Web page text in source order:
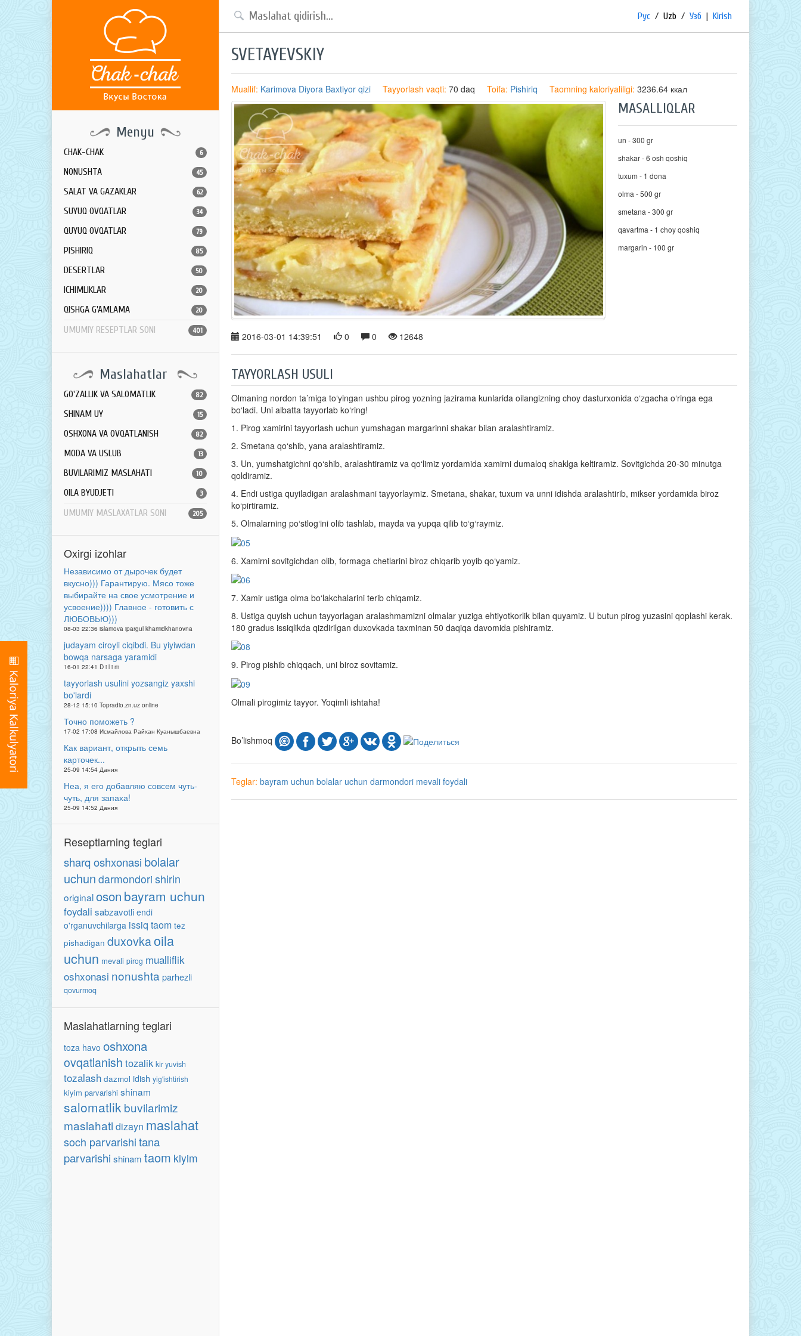
Menyu
CHAK-CHAK 6
NONUSHTA 45
SALAT VA GAZAKLAR 62
SUYUQ OVQATLAR 34
QUYUQ OVQATLAR 79
PISHIRIQ 85
DESERTLAR 50
ICHIMLIKLAR 20
QISHGA G'AMLAMA 20
UMUMIY RESEPTLAR SONI 401
Maslahatlar
GO'ZALLIK VA SALOMATLIK 82
SHINAM UY 15
OSHXONA VA OVQATLANISH 82
MODA VA USLUB 13
BUVILARIMIZ MASLAHATI 10
OILA BYUDJETI 3
UMUMIY MASLAXATLAR SONI 205
Oxirgi izohlar
Независимо от дырочек будет
вкусно))) Гарантирую. Мясо тоже
выбирайте на свое усмотрение и
усвоение)))) Главное - готовить с
ЛЮБОВЬЮ)))
08-03 22:36 islamova ipargul khamidkhanovna
judayam ciroyli ciqibdi. Bu yiyiwdan
bowqa narsaga yaramidi
16-01 22:41 D i l i m
tayyorlash usulini yozsangiz yaxshi
bo'lardi
28-12 15:10 Topradio.zn.uz online
Точно поможеть ?
17-02 17:08 Исмайлова Райхан Куанышбаевна
Как вариант, открыть семь
карточек...
25-09 14:54 Дания
Неа, я его добавляю совсем чуть-
чуть, для запаха!
25-09 14:52 Дания
Reseptlarning teglari
sharq oshxonasi bolalar
uchun darmondori shirin
originaloson bayram uchun
foydali sabzavotli endi
o'rganuvchilarga issiq taom tez
pishadigan duxovkaoila
uchun mevali pirog mualliflik
oshxonasi nonushta parhezli
qovurmoq
Maslahatlarning teglari
toza havo oshxona
ovqatlanish tozalik kir yuvish
tozalash dazmol idish yig'ishtirish
kiyim parvarishi shinam
salomatlikbuvilarimiz
maslahati dizayn maslahat
soch parvarishitana
parvarishi shinam taom kiyim
Рус / Uzb / Узб | Kirish
SVETAYEVSKIY
Muallif: Karimova Diyora Baxtiyor qizi Tayyorlash vaqti: 70 daq Toifa: Pishiriq Taomning kaloriyaliligi: 3236.64 ккал
2016-03-01 14:39:51 0 0 12648
MASALLIQLAR
un - 300 gr
shakar - 6 osh qoshiq
tuxum - 1 dona
olma - 500 gr
smetana - 300 gr
qavartma - 1 choy qoshiq
margarin - 100 gr
TAYYORLASH USULI
Olmaning nordon ta’miga to‘yingan ushbu pirog yozning jazirama kunlarida oilangizning choy dasturxonida o‘zgacha o‘ringa ega
bo‘ladi. Uni albatta tayyorlab ko‘ring!
1. Pirog xamirini tayyorlash uchun yumshagan margarinni shakar bilan aralashtiramiz.
2. Smetana qo‘shib, yana aralashtiramiz.
3. Un, yumshatgichni qo‘shib, aralashtiramiz va qo‘limiz yordamida xamirni dumaloq shaklga keltiramiz. Sovitgichda 20-30 minutga
qoldiramiz.
4. Endi ustiga quyiladigan aralashmani tayyorlaymiz. Smetana, shakar, tuxum va unni idishda aralashtirib, mikser yordamida biroz
ko‘pirtiramiz.
5. Olmalarning po‘stlog‘ini olib tashlab, mayda va yupqa qilib to‘g‘raymiz.
6. Xamirni sovitgichdan olib, formaga chetlarini biroz chiqarib yoyib qo‘yamiz.
7. Xamir ustiga olma bo‘lakchalarini terib chiqamiz.
8. Ustiga quyish uchun tayyorlagan aralashmamizni olmalar yuziga ehtiyotkorlik bilan quyamiz. U butun pirog yuzasini qoplashi kerak.
180 gradus issiqlikda qizdirilgan duxovkada taxminan 50 daqiqa davomida pishiramiz.
9. Pirog pishib chiqqach, uni biroz sovitamiz.
Olmali pirogimiz tayyor. Yoqimli ishtaha!
Bo’lishmoq
Teglar: bayram uchun bolalar uchun darmondori mevali foydali